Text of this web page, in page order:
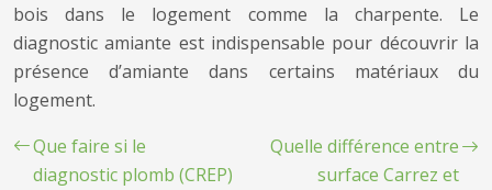
bois dans le logement comme la charpente. Le
diagnostic amiante est indispensable pour découvrir la
présence d’amiante dans certains matériaux du
logement.
Que faire si le
diagnostic plomb (CREP)
Quelle différence entre
surface Carrez et